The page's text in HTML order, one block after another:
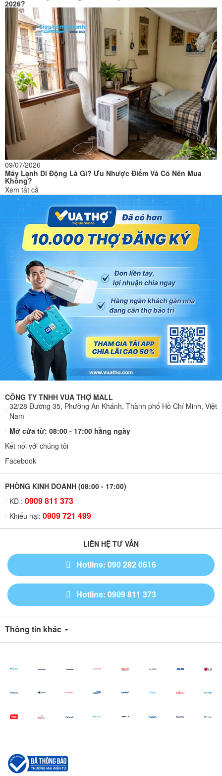
2026?
09/07/2026
Máy Lạnh Di Động Là Gì? Ưu Nhược Điểm Và Có Nên Mua
Không?
Xem tất cả
CÔNG TY TNHH VUA THỢ MALL
32/28 Đường 35, Phường An Khánh, Thành phố Hồ Chí Minh, Việt
Nam
Mở cửa từ: 08:00 - 17:00 hằng ngày
Kết nối với chúng tôi
Facebook
PHÒNG KINH DOANH (08:00 - 17:00)
KD : 0909 811 373
Khiếu nại: 0909 721 499
LIÊN HỆ TƯ VẤN
Hotline: 090 282 0616
Hotline: 0909 811 373
Thông tin khác